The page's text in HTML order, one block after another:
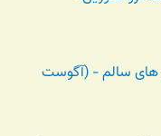
های سالم - (آگوست